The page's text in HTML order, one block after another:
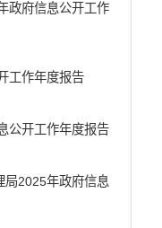
政府信息公开工作
工作年度报告
公开工作年度报告
局2025年政府信息